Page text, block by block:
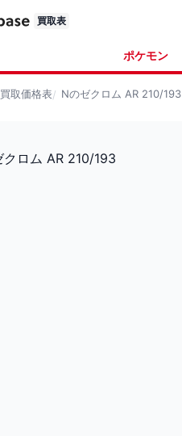
買取表
ポケモン
買取価格表 Nのゼクロム AR 210/193